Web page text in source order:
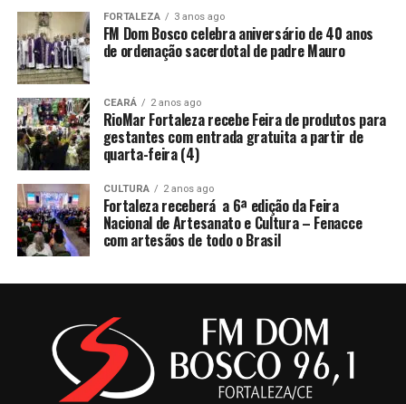
FORTALEZA 3 anos ago
FM Dom Bosco celebra aniversário de 40 anos
de ordenação sacerdotal de padre Mauro
CEARÁ 2 anos ago
RioMar Fortaleza recebe Feira de produtos para
gestantes com entrada gratuita a partir de
quarta-feira (4)
CULTURA 2 anos ago
Fortaleza receberá a 6ª edição da Feira
Nacional de Artesanato e Cultura – Fenacce
com artesãos de todo o Brasil